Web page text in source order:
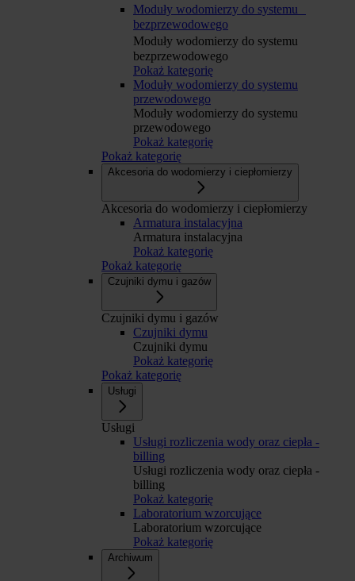
Moduły wodomierzy do systemu
bezprzewodowego
Moduły wodomierzy do systemu
bezprzewodowego
Pokaż kategorię
Moduły wodomierzy do systemu
przewodowego
Moduły wodomierzy do systemu
przewodowego
Pokaż kategorię
Pokaż kategorię
Akcesoria do wodomierzy i ciepłomierzy
Akcesoria do wodomierzy i ciepłomierzy
Armatura instalacyjna
Armatura instalacyjna
Pokaż kategorię
Pokaż kategorię
Czujniki dymu i gazów
Czujniki dymu i gazów
Czujniki dymu
Czujniki dymu
Pokaż kategorię
Pokaż kategorię
Usługi
Usługi
Usługi rozliczenia wody oraz ciepła -
billing
Usługi rozliczenia wody oraz ciepła -
billing
Pokaż kategorię
Laboratorium wzorcujące
Laboratorium wzorcujące
Pokaż kategorię
Archiwum